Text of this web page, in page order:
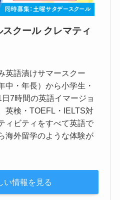
クール クレマティ
英語漬けサマースクー
中・年長）から小学生・
7時間の英語イマージョ
英検・TOEFL・IELTS対
ィビティをすべて英語で
海外留学のような体験が
い情報を見る